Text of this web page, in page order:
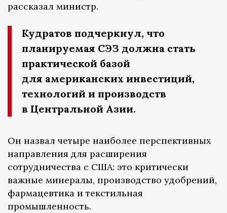
рассказал министр.
Кудратов подчеркнул, что
планируемая СЭЗ должна стать
практической базой
для американских инвестиций,
технологий и производств
в Центральной Азии.
Он назвал четыре наиболее перспективных
направления для расширения
сотрудничества с США: это критически
важные минералы, производство удобрений,
фармацевтика и текстильная
промышленность.